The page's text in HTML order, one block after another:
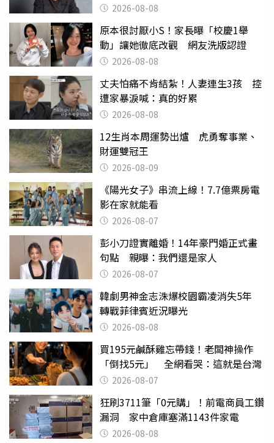
2026-08-08
原本很討厭小S！家長曝「校慶1舉
動」讓她徹底改觀 網友洗版認證
2026-08-08
丈夫怕痛不肯結紮！人妻連生3孩 控
遭家暴淚喊：真的好累
2026-08-08
12生肖本周運勢出爐 虎勇奪事業、
財運雙冠王
2026-08-09
《陽光女子》串流上線！7.7億票房電
影在家就能看
2026-08-07
彭小刀證實離婚！14年豪門婚正式畫
句點 親曝：我們還是家人
2026-08-07
韓劇男神金志洙爆校園霸凌消失5年
轉戰菲律賓近況曝光
2026-08-08
買195元鹹酥雞忘帶錢！老闆神操作
「倒找5元」 全網看哭：這就是台灣
2026-08-07
狂刷3711筆「0元購」！前電商員工鑽
漏洞 家中倉庫塞滿1143件家電
2026-08-08